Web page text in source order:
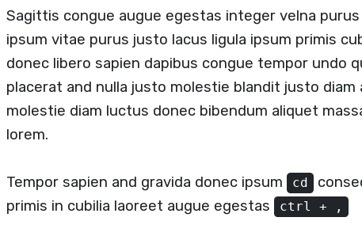
Sagittis congue augue egestas integer velna
ipsum vitae purus justo lacus ligula ipsum primis
donec libero sapien dapibus congue tempor undo
placerat and nulla justo molestie blandit justo
molestie diam luctus donec bibendum aliquet
lorem.
Tempor sapien and gravida donec ipsum cd
primis in cubilia laoreet augue egestas
ctrl + ,